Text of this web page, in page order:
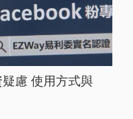
慮 使用方式與